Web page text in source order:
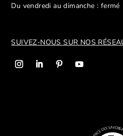
Du vendredi au dimanche : fermé
SUIVEZ-NOUS SUR NOS R